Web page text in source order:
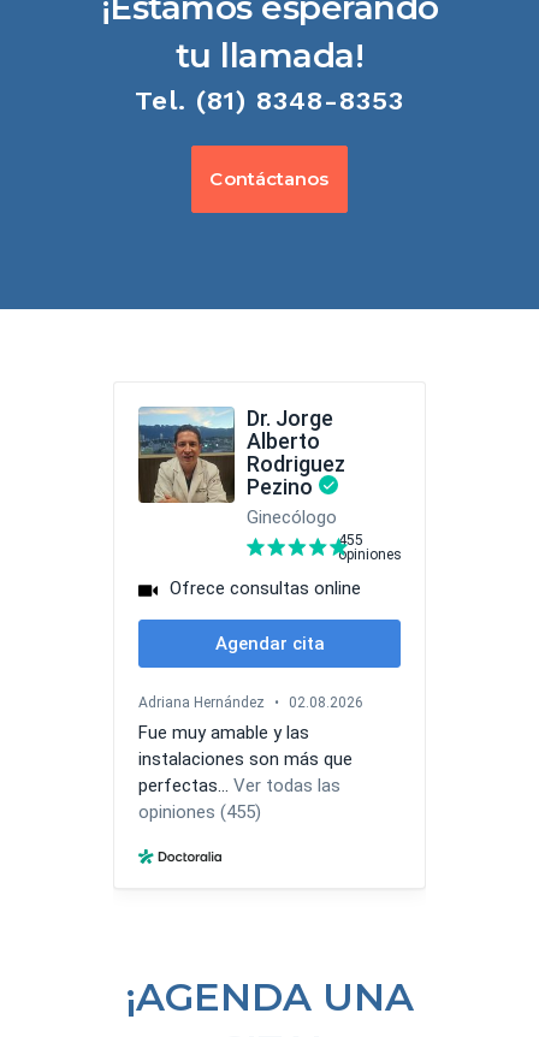
tu llamada!
Tel. (81) 8348-8353
Contáctanos
¡AGENDA UNA